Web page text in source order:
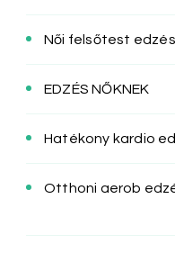
Női felsőtest
EDZÉS NŐKNEK
Hatékony kardio
Otthoni aerob